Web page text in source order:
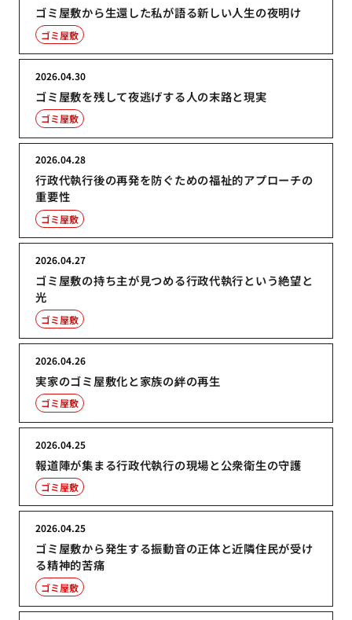
ゴミ屋敷から生還した私が語る新しい人生の夜明け
ゴミ屋敷
ゴミ屋敷を残して夜逃げする人の末路と現実
2026.04.30
ゴミ屋敷
行政代執行後の再発を防ぐための福祉的アプローチの
重要性
2026.04.28
ゴミ屋敷
ゴミ屋敷の持ち主が見つめる行政代執行という絶望と
光
2026.04.27
ゴミ屋敷
実家のゴミ屋敷化と家族の絆の再生
2026.04.26
ゴミ屋敷
報道陣が集まる行政代執行の現場と公衆衛生の守護
2026.04.25
ゴミ屋敷
ゴミ屋敷から発生する振動音の正体と近隣住民が受け
る精神的苦痛
2026.04.25
ゴミ屋敷